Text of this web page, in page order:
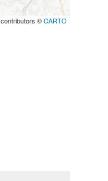
contributors ©CARTO